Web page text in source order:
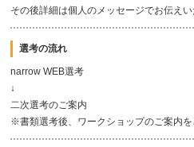
その後詳細は個人のメッセージでお伝えい
選考の流れ
narrow WEB選考
↓
二次選考のご案内
※書類選考後、ワークショップのご案内を